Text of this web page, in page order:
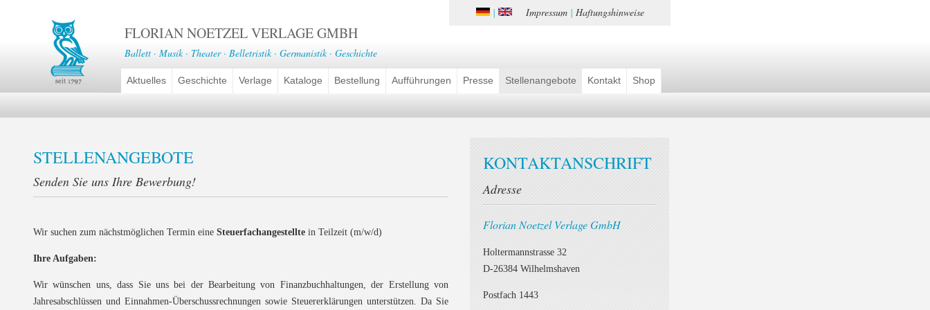
| Impressum| Haftungshinweise
FLORIAN NOETZEL VERLAGE GMBH
Ballett · Musik · Theater · Belletristik · Germanistik · Geschichte
Aktuelles Geschichte Verlage Kataloge Bestellung Aufführungen Presse Stellenangebote Kontakt Shop
KONTAKTANSCHRIFT
Adresse
Florian Noetzel Verlage GmbH
Holtermannstrasse 32
D-26384 Wilhelmshaven
Postfach 1443
STELLENANGEBOTE
Senden Sie uns Ihre Bewerbung!
Wir suchen zum nächstmöglichen Termin eine Steuerfachangestellte in Teilzeit (m/w/d)
Ihre Aufgaben:
Wir wünschen uns, dass Sie uns bei der Bearbeitung von Finanzbuchhaltungen, der Erstellung von
Jahresabschlüssen und Einnahmen-Überschussrechnungen sowie Steuererklärungen unterstützen. Da Sie